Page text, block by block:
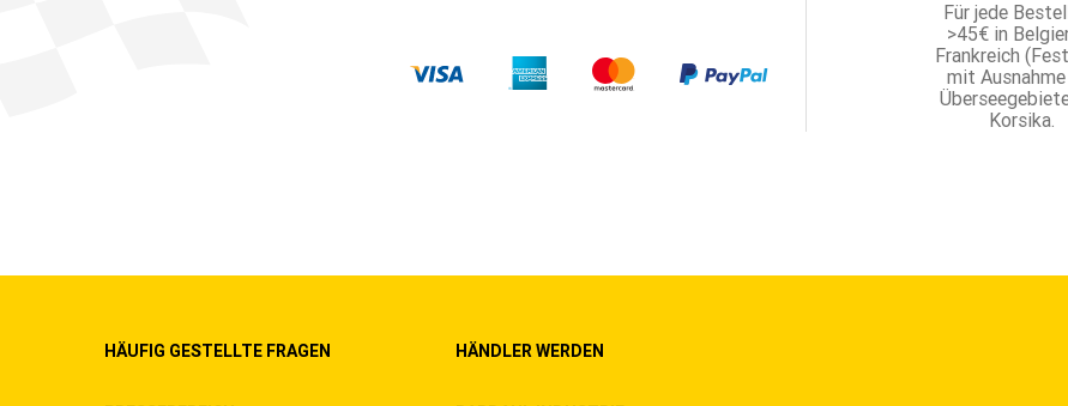
Für jede
>45€ in
Frankreich
mit
Korsika.
HÄUFIG GESTELLTE FRAGEN HÄNDLER WERDEN